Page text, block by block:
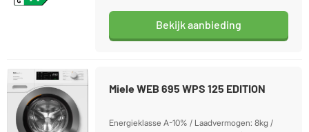
Bekijk aanbieding
Miele WEB 695 WPS 125 EDITION
Energieklasse A-10% / Laadvermogen: 8kg /